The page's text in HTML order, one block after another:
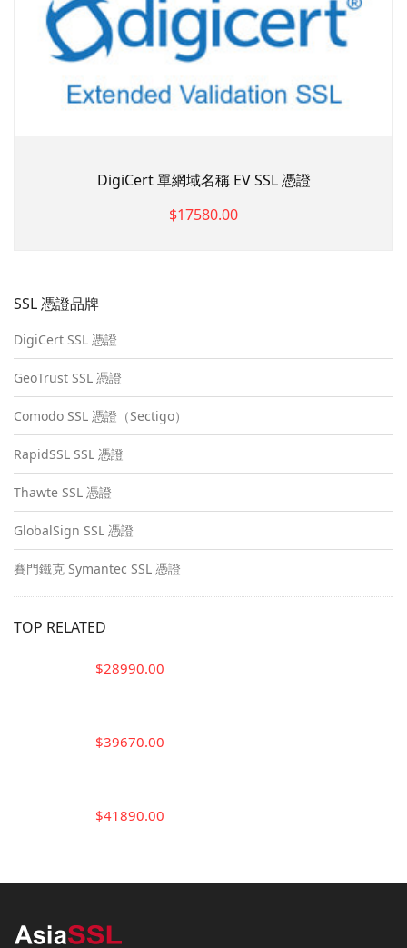
DigiCert 單網域名稱 EV SSL 憑證
$17580.00
SSL 憑證品牌
DigiCert SSL 憑證
GeoTrust SSL 憑證
Comodo SSL 憑證（Sectigo）
RapidSSL SSL 憑證
Thawte SSL 憑證
GlobalSign SSL 憑證
賽門鐵克 Symantec SSL 憑證
TOP RELATED
$28990.00
$39670.00
$41890.00